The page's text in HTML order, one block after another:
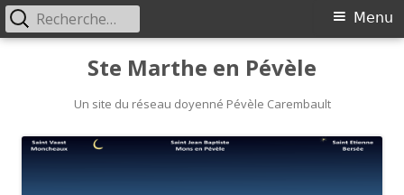
Ste Marthe en Pévèle
Un site du réseau doyenné Pévèle Carembault
Menu
principal
Menu
Rechercher :